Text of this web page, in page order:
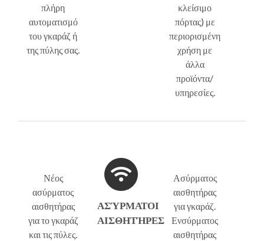
πλήρη
αυτοματισμό
του γκαράζ ή
της πύλης σας.
κλείσιμο
πόρτας) με
περιορισμένη
χρήση με
άλλα
προϊόντα/
υπηρεσίες.
Νέος
ασύρματος
αισθητήρας
για το γκαράζ
και τις πύλες.
ΑΣΎΡΜΑΤΟΙ
ΑΙΣΘΗΤΉΡΕΣ
Ασύρματος
αισθητήρας
για γκαράζ.
Ενσύρματος
αισθητήρας